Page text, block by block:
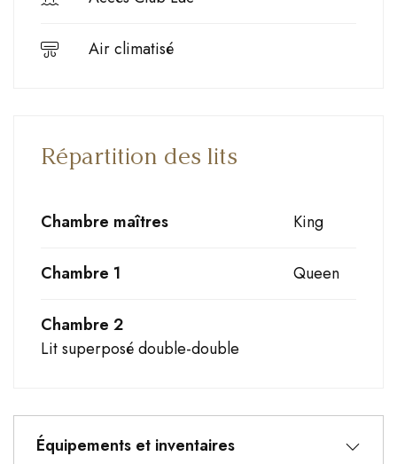
Air climatisé
Répartition des lits
Chambre maîtres King
Chambre 1 Queen
Chambre 2
Lit superposé double-double
Équipements et inventaires